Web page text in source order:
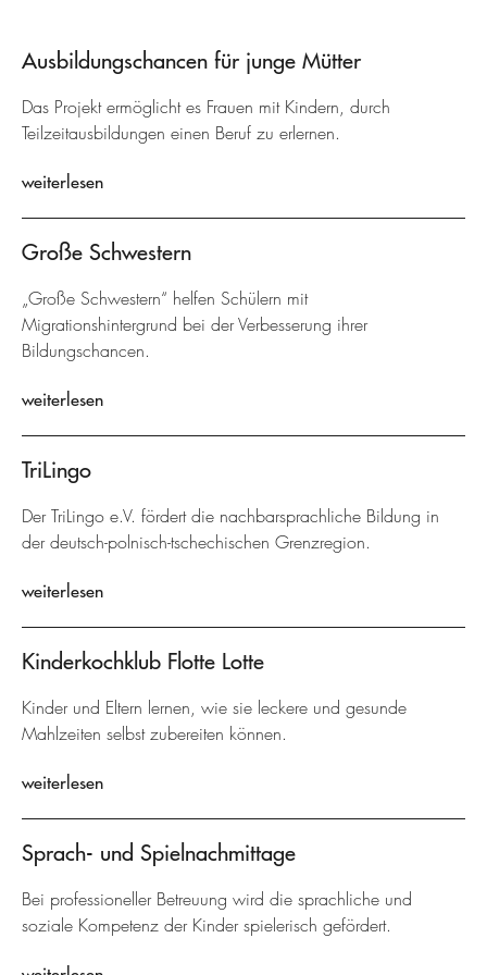
Ausbildungschancen für junge Mütter
Das Projekt ermöglicht es Frauen mit Kindern, durch
Teilzeitausbildungen einen Beruf zu erlernen.
weiterlesen
Große Schwestern
„Große Schwestern“ helfen Schülern mit
Migrationshintergrund bei der Verbesserung ihrer
Bildungschancen.
weiterlesen
TriLingo
Der TriLingo e.V. fördert die nachbarsprachliche Bildung in
der deutsch-polnisch-tschechischen Grenzregion.
weiterlesen
Kinderkochklub Flotte Lotte
Kinder und Eltern lernen, wie sie leckere und gesunde
Mahlzeiten selbst zubereiten können.
weiterlesen
Sprach- und Spielnachmittage
Bei professioneller Betreuung wird die sprachliche und
soziale Kompetenz der Kinder spielerisch gefördert.